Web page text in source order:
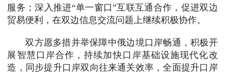
服务；深入推进“单一窗口”互联互通合作，促进双边
贸易便利，在双边信息交流问题上继续积极协作。
双方愿多措并举保障中俄边境口岸畅通，积极开
展智慧口岸合作，持续加快口岸基础设施现代化改
造，同步提升口岸双向往来通关效率，全面提升口岸